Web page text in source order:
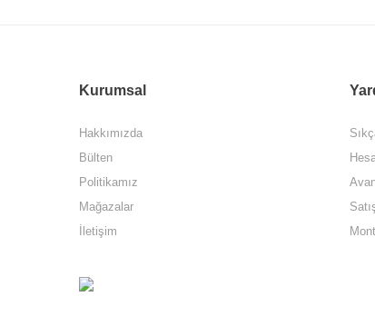
Kurumsal
Hakkımızda
Bülten
Politikamız
Mağazalar
İletişim